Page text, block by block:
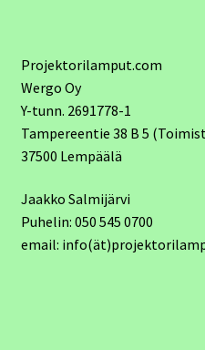
Projektorilamput.com
Wergo Oy
Y-tunn. 2691778-1
Tampereentie 38 B 5
37500 Lempäälä
Jaakko Salmijärvi
Puhelin: 050 545 0700
email: